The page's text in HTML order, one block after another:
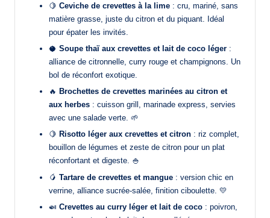
🍋 Ceviche de crevettes à la lime : cru, mariné, sans
matière grasse, juste du citron et du piquant. Idéal
pour épater les invités.
🥥 Soupe thaï aux crevettes et lait de coco léger :
alliance de citronnelle, curry rouge et champignons. Un
bol de réconfort exotique.
🔥 Brochettes de crevettes marinées au citron et
aux herbes : cuisson grill, marinade express, servies
avec une salade verte. 🌱
🍋 Risotto léger aux crevettes et citron : riz complet,
bouillon de légumes et zeste de citron pour un plat
réconfortant et digeste. 🍚
🥭 Tartare de crevettes et mangue : version chic en
verrine, alliance sucrée-salée, finition ciboulette. 💛
🍛 Crevettes au curry léger et lait de coco : poivron,